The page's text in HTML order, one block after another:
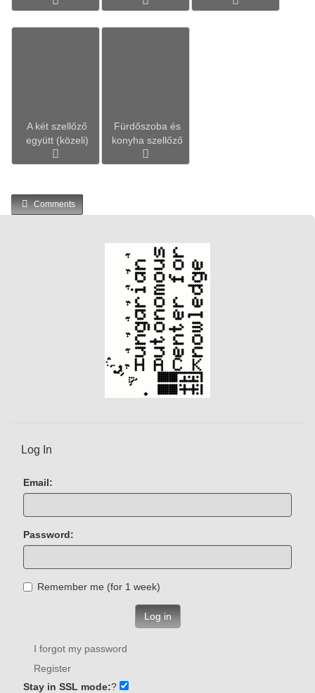
A két szellőző
együtt (közeli)
Fürdőszoba és
konyha szellőző
Comments
Log In
Email:
Password:
Remember me (for 1 week)
Log in
I forgot my password
Register
Stay in SSL mode:?